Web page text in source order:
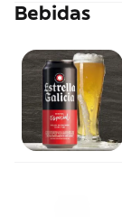
Bebidas